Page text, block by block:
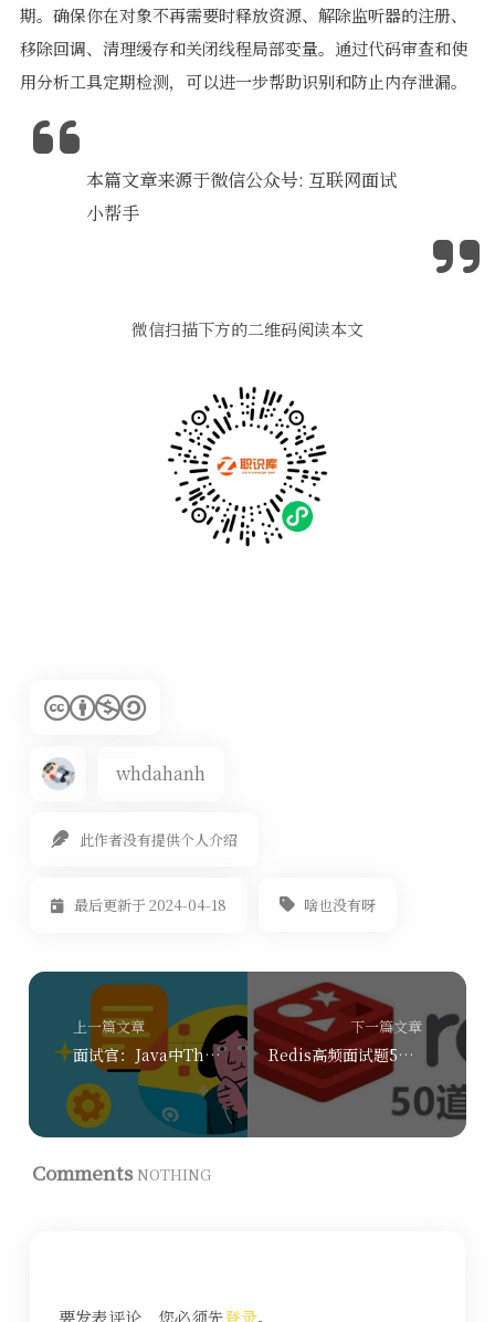
期。确保你在对象不再需要时释放资源、解除监听器的注册、
移除回调、清理缓存和关闭线程局部变量。通过代码审查和使
用分析工具定期检测，可以进一步帮助识别和防止内存泄漏。
本篇文章来源于微信公众号: 互联网面试
小帮手
微信扫描下方的二维码阅读本文
whdahanh
此作者没有提供个人介绍
最后更新于 2024-04-18 啥也没有呀
上一篇文章
面试官：Java中ThreadLocal为什么会发生内存泄漏？
下一篇文章
Redis高频面试题50道(一)
Comments NOTHING
要发表评论，您必须先登录。